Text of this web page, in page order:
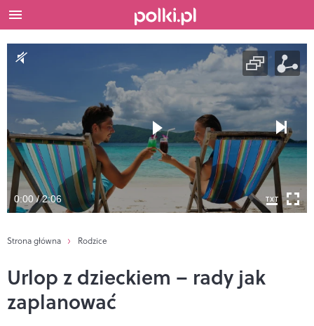
0:00 / 2:06
Strona główna Rodzice
Urlop z dzieckiem – rady jak
zaplanować